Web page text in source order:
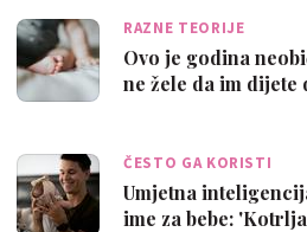
RAZNE TEORIJE
Ovo je godina
ne žele da im
ČESTO GA KORISTI
Umjetna
ime za bebe: